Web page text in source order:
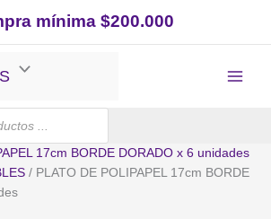
mínima $200.000
/ PLATO DE POLIPAPEL 17cm BORDE